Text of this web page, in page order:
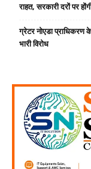
राहत, सरकारी दरों पर
ग्रेटर नोएडा प्राधिकरण
भारी विरोध